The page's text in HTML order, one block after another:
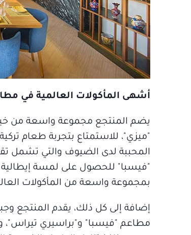
أشهى المأكولات العالمية في
يضم المنتجع مجموعة واسعة من
"ميزي"، للاستمتاع بتجربة طعام
المحببة لدى الضيوف والتي تشمل
"فيسبا" للحصول على لمسة إيطالية
بمجموعة واسعة من المأكولات
إضافة إلى كل ذلك، يقدم المنتجع
مطاعم "فيسبا" و"براسيري تيراس"،